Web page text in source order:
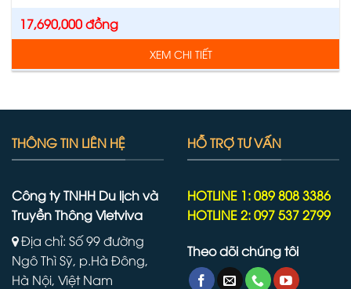
17,690,000đồng
XEM CHI TIẾT
THÔNG TIN LIÊN HỆ
Công ty TNHH Du lịch và
Truyền Thông Vietviva
Địa chỉ: Số 99 đường
Ngô Thì Sỹ, p.Hà Đông,
Hà Nội, Việt Nam
HỖ TRỢ TƯ VẤN
HOTLINE 1: 089 808 3386
HOTLINE 2: 097 537 2799
Theo dõi chúng tôi